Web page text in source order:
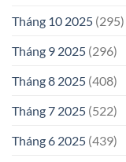
Tháng 10 2025 (295)
Tháng 9 2025 (296)
Tháng 8 2025 (408)
Tháng 7 2025 (522)
Tháng 6 2025 (439)